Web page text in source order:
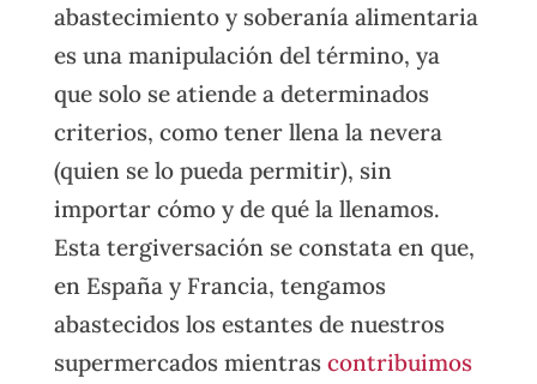
abastecimiento y soberanía alimentaria
es una manipulación del término, ya
que solo se atiende a determinados
criterios, como tener llena la nevera
(quien se lo pueda permitir), sin
importar cómo y de qué la llenamos.
Esta tergiversación se constata en que,
en España y Francia, tengamos
abastecidos los estantes de nuestros
supermercados mientras contribuimos